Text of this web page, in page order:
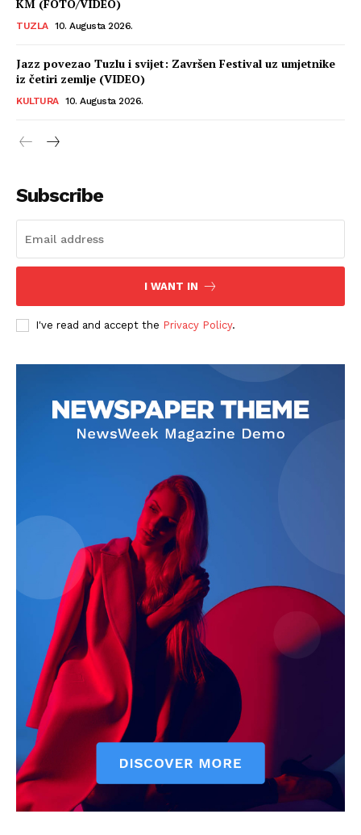
Kontakt
Impressum
KM (FOTO/VIDEO)
TUZLA 10. Augusta 2026.
Jazz povezao Tuzlu i svijet: Završen Festival uz umjetnike
iz četiri zemlje (VIDEO)
KULTURA 10. Augusta 2026.
Subscribe
I WANT IN
I've read and accept the Privacy Policy.